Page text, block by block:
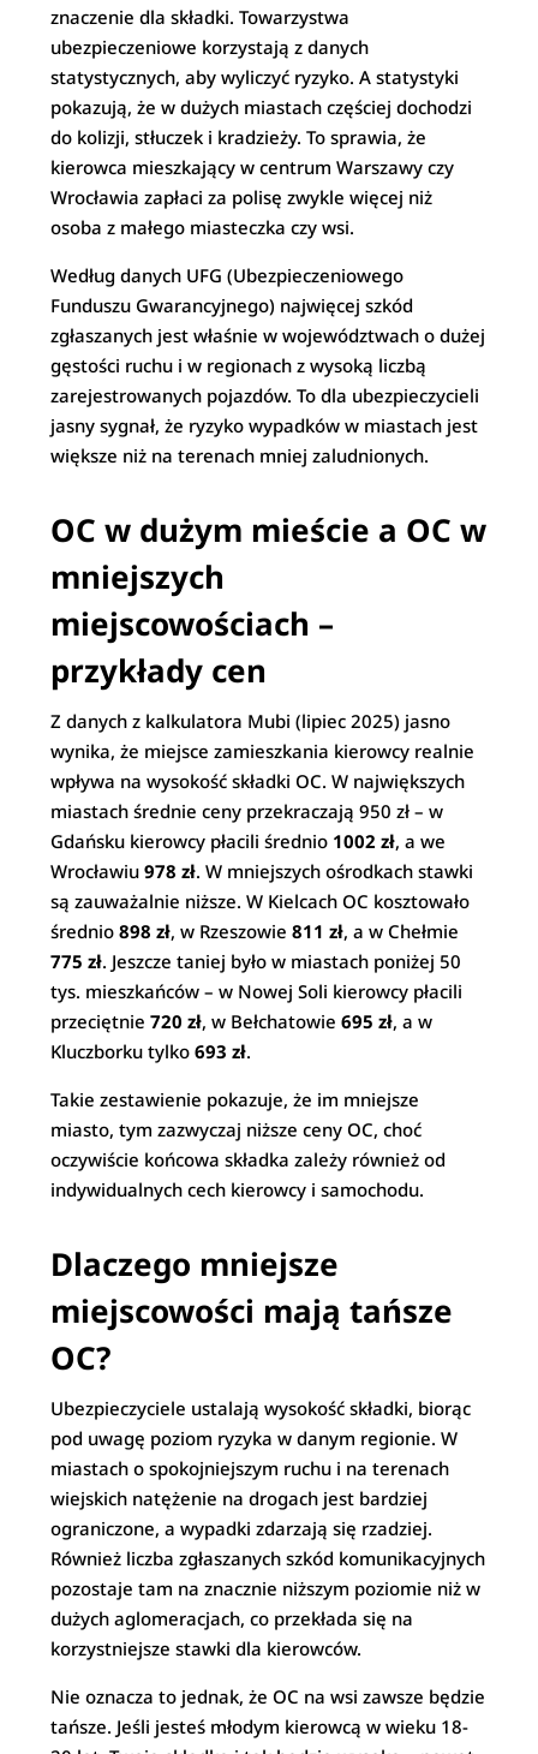
znaczenie dla składki. Towarzystwa
ubezpieczeniowe korzystają z danych
statystycznych, aby wyliczyć ryzyko. A statystyki
pokazują, że w dużych miastach częściej dochodzi
do kolizji, stłuczek i kradzieży. To sprawia, że
kierowca mieszkający w centrum Warszawy czy
Wrocławia zapłaci za polisę zwykle więcej niż
osoba z małego miasteczka czy wsi.
Według danych UFG (Ubezpieczeniowego
Funduszu Gwarancyjnego) najwięcej szkód
zgłaszanych jest właśnie w województwach o dużej
gęstości ruchu i w regionach z wysoką liczbą
zarejestrowanych pojazdów. To dla ubezpieczycieli
jasny sygnał, że ryzyko wypadków w miastach jest
większe niż na terenach mniej zaludnionych.
OC w dużym mieście a OC w
mniejszych
miejscowościach –
przykłady cen
Z danych z kalkulatora Mubi (lipiec 2025) jasno
wynika, że miejsce zamieszkania kierowcy realnie
wpływa na wysokość składki OC. W największych
miastach średnie ceny przekraczają 950 zł – w
Gdańsku kierowcy płacili średnio 1002 zł, a we
Wrocławiu978 zł. W mniejszych ośrodkach stawki
są zauważalnie niższe. W Kielcach OC kosztowało
średnio898 zł, w Rzeszowie811 zł, a w Chełmie
775 zł. Jeszcze taniej było w miastach poniżej 50
tys. mieszkańców – w Nowej Soli kierowcy płacili
przeciętnie720 zł, w Bełchatowie695 zł, a w
Kluczborku tylko693 zł.
Takie zestawienie pokazuje, że im mniejsze
miasto, tym zazwyczaj niższe ceny OC, choć
oczywiście końcowa składka zależy również od
indywidualnych cech kierowcy i samochodu.
Dlaczego mniejsze
miejscowości mają tańsze
OC?
Ubezpieczyciele ustalają wysokość składki, biorąc
pod uwagę poziom ryzyka w danym regionie. W
miastach o spokojniejszym ruchu i na terenach
wiejskich natężenie na drogach jest bardziej
ograniczone, a wypadki zdarzają się rzadziej.
Również liczba zgłaszanych szkód komunikacyjnych
pozostaje tam na znacznie niższym poziomie niż w
dużych aglomeracjach, co przekłada się na
korzystniejsze stawki dla kierowców.
Nie oznacza to jednak, że OC na wsi zawsze będzie
tańsze. Jeśli jesteś młodym kierowcą w wieku 18-